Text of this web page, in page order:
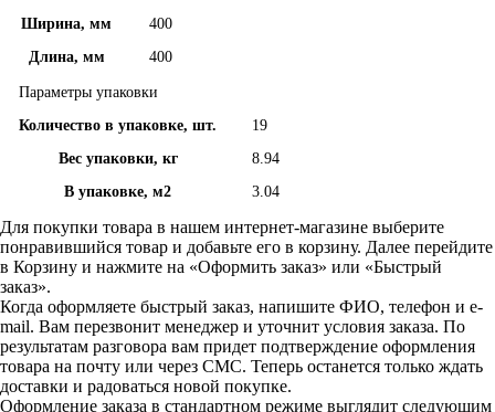
Ширина, мм
400
Длина, мм
400
Параметры упаковки
Количество в упаковке, шт.
19
Вес упаковки, кг
8.94
В упаковке, м2
3.04
Для покупки товара в нашем интернет-магазине выберите
понравившийся товар и добавьте его в корзину. Далее перейдите
в Корзину и нажмите на «Оформить заказ» или «Быстрый
заказ».
Когда оформляете быстрый заказ, напишите ФИО, телефон и e-
mail. Вам перезвонит менеджер и уточнит условия заказа. По
результатам разговора вам придет подтверждение оформления
товара на почту или через СМС. Теперь останется только ждать
доставки и радоваться новой покупке.
Оформление заказа в стандартном режиме выглядит следующим